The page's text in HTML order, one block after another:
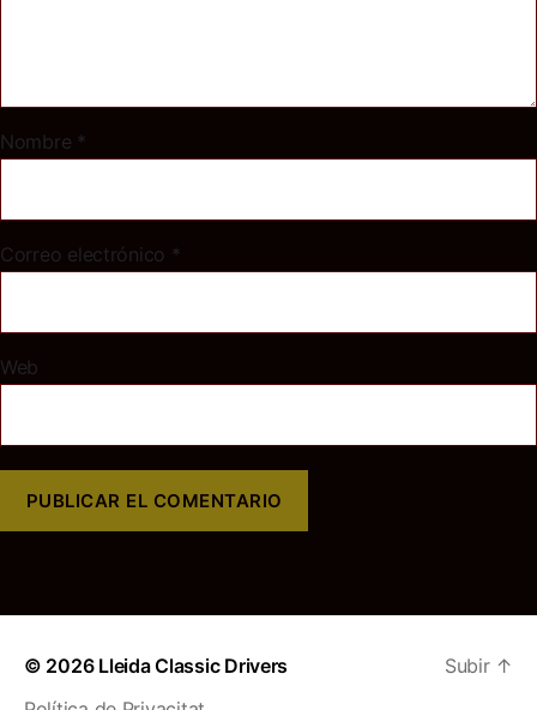
Nombre *
Correo electrónico *
Web
© 2026 Lleida Classic Drivers
Subir ↑